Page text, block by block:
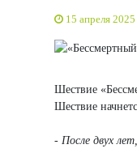
15 апреля 2025
Шествие
Шествие
- После двух